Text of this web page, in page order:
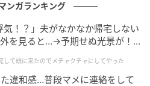
知性と、朝の情報番組で見せる
ギャップが魅力だからです。視聴
や、時折見せるユーモアが、理想
ンガランキング
気！？」夫がなかなか帰宅しない
を見ると…→予期せぬ光景が！
やった
して頭に来たのでメチャクチャにしてやった
違和感…普段マメに連絡をして